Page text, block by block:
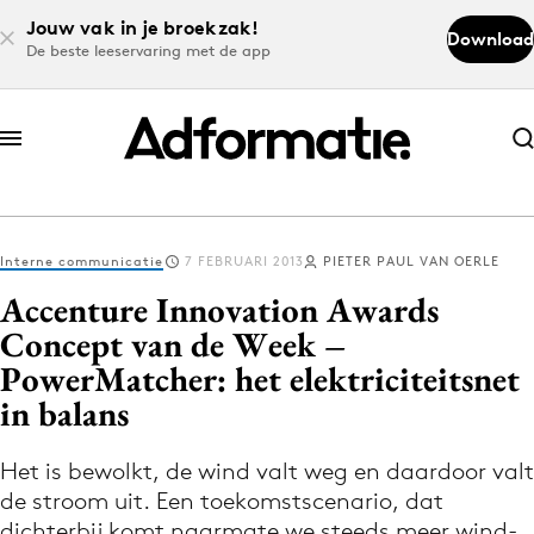
Jouw vak in je broekzak!
De beste leeservaring met de app
Download
Abonneer nu
Abonneer nu
Log in
Download de app
Volg het laatste nieuws via de Adformatie
Interne communicatie 7 FEBRUARI 2013 PIETER PAUL VAN OERLE
Accenture Innovation Awards
Concept van de Week –
PowerMatcher: het elektriciteitsnet
in balans
Het is bewolkt, de wind valt weg en daardoor valt
de stroom uit. Een toekomstscenario, dat